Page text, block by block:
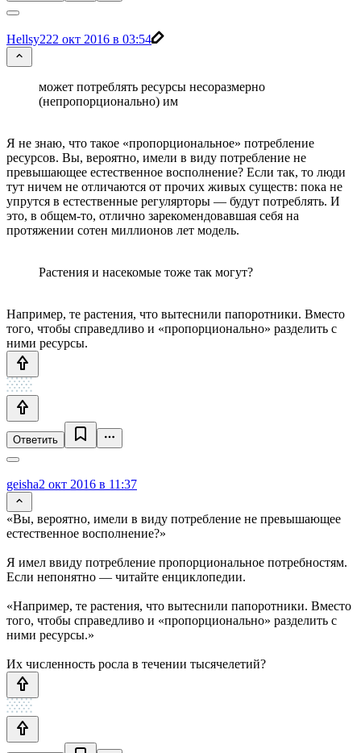
Hellsy222 окт 2016 в 03:54
может потреблять ресурсы несоразмерно
(непропорционально) им
Я не знаю, что такое «пропорциональное» потребление
ресурсов. Вы, вероятно, имели в виду потребление не
превышающее естественное восполнение? Если так, то люди
тут ничем не отличаются от прочих живых существ: пока не
упрутся в естественные регулярторы — будут потреблять. И
это, в общем-то, отлично зарекомендовавшая себя на
протяжении сотен миллионов лет модель.
Растения и насекомые тоже так могут?
Например, те растения, что вытеснили папоротники. Вместо
того, чтобы справедливо и «пропорционально» разделить с
ними ресурсы.
Ответить
geisha2 окт 2016 в 11:37
«Вы, вероятно, имели в виду потребление не превышающее
естественное восполнение?»
Я имел ввиду потребление пропорциональное потребностям.
Если непонятно — читайте енциклопедии.
«Например, те растения, что вытеснили папоротники. Вместо
того, чтобы справедливо и «пропорционально» разделить с
ними ресурсы.»
Их численность росла в течении тысячелетий?